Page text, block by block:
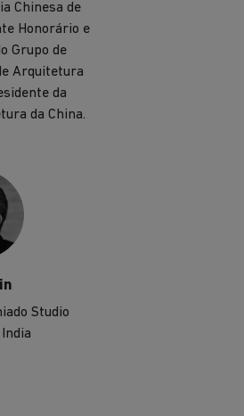
Chinesa de
Honorário e
Grupo de
Arquitetura
da
da China.
Studio